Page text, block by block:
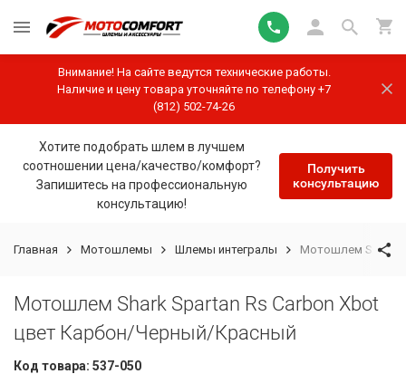
Внимание! На сайте ведутся технические работы.
Наличие и цену товара уточняйте по телефону +7
(812) 502-74-26
Хотите подобрать шлем в лучшем
соотношении цена/качество/комфорт?
Запишитесь на профессиональную
консультацию!
Получить
консультацию
Главная Мотошлемы Шлемы интегралы Мотошлем Shark
Мотошлем Shark Spartan Rs Carbon Xbot
цвет Карбон/Черный/Красный
Код товара: 537-050